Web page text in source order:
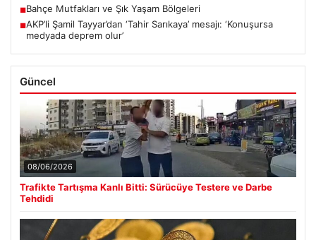
■Bahçe Mutfakları ve Şık Yaşam Bölgeleri
■AKP’li Şamil Tayyar’dan ‘Tahir Sarıkaya’ mesajı: ‘Konuşursa
medyada deprem olur’
Güncel
08/06/2026
Trafikte Tartışma Kanlı Bitti: Sürücüye Testere ve Darbe
Tehdidi